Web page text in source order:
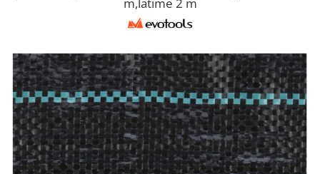
Trimmere
Drujbe
Freze de zapada
Foarfeci
Fierastrau gard viu
Fierastraie telescopice
Dispozitiv de ascutit lant